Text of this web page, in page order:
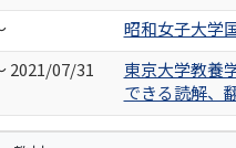
昭和女子大学
2021/07/31
東京大学教養
できる読解、